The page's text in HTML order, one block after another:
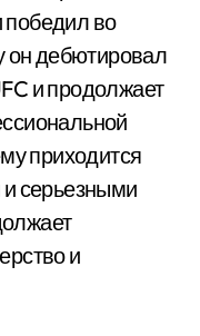
во
он дебютировал
и продолжает
приходится
и серьезными
и